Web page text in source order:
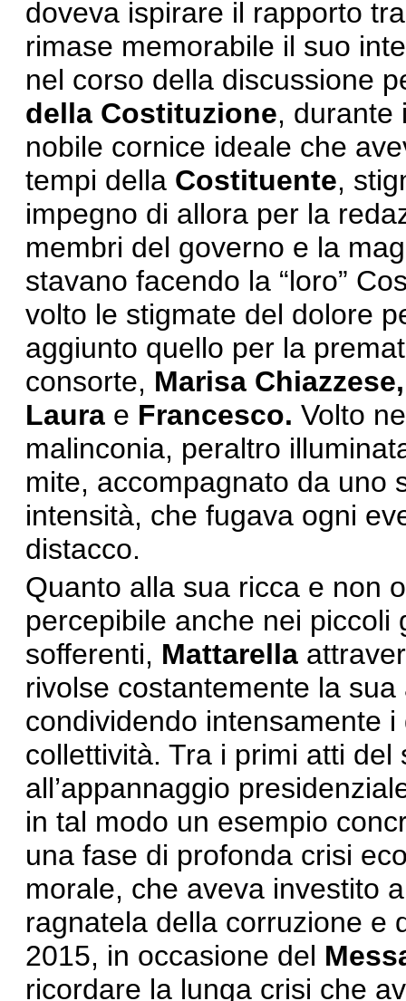
doveva ispirare il rapporto
rimase memorabile il suo
nel corso della discussione
della Costituzione, durante
nobile cornice ideale che
tempi della Costituente,
impegno di allora per la
membri del governo e la
stavano facendo la “loro”
volto le stigmate del dolore
aggiunto quello per la
consorte, Marisa
Laura e Francesco. Volto
malinconia, peraltro
mite, accompagnato da uno
intensità, che fugava ogni
distacco.
Quanto alla sua ricca e non
percepibile anche nei
sofferenti, Mattarella
rivolse costantemente la
condividendo intensamente
collettività. Tra i primi atti
all’appannaggio
in tal modo un esempio
una fase di profonda crisi
morale, che aveva investito
ragnatela della corruzione e
2015, in occasione del
ricordare la lunga crisi che